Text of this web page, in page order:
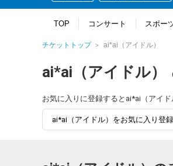
TOP コンサート スポー
チケットトップ ai*ai（アイドル）
ai*ai（アイドル）
お気に入りに登録するとai*ai（アイ
ai*ai（アイドル）をお気に入り登